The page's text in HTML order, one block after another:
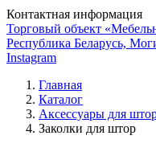
Контактная информация
Торговый объект
Республика Беларусь,
Instagram
Главная
Каталог
Аксессуары для
Заколки для штор